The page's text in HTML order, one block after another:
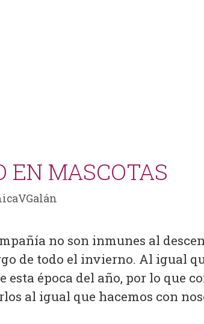
EN MASCOTAS
no son inmunes al
de todo el invierno. Al igual
esta época del año, por lo que
al igual que hacemos con